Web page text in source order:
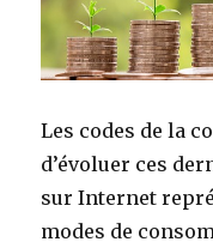
Les codes de la
d’évoluer ces
sur Internet
modes de